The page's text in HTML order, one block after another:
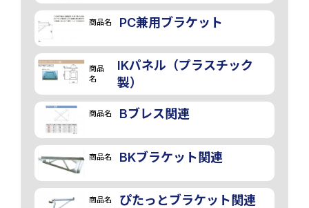
商品名 PC兼用ブラケット
商品
名
IKパネル（プラスチック
製）
商品名 Bブレス関連
商品名 BKブラケット関連
商品名 ぴたっとブラケット関連